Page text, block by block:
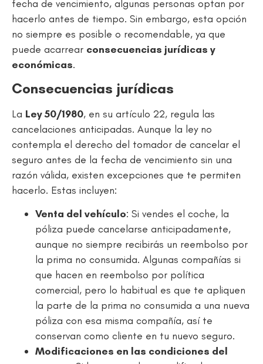
fecha de vencimiento, algunas personas optan por
hacerlo antes de tiempo. Sin embargo, esta opción
no siempre es posible o recomendable, ya que
puede acarrear consecuencias jurídicas y
económicas.
Consecuencias jurídicas
La Ley 50/1980, en su artículo 22, regula las
cancelaciones anticipadas. Aunque la ley no
contempla el derecho del tomador de cancelar el
seguro antes de la fecha de vencimiento sin una
razón válida, existen excepciones que te permiten
hacerlo. Estas incluyen:
Venta del vehículo: Si vendes el coche, la
póliza puede cancelarse anticipadamente,
aunque no siempre recibirás un reembolso por
la prima no consumida. Algunas compañías si
que hacen en reembolso por política
comercial, pero lo habitual es que te apliquen
la parte de la prima no consumida a una nueva
póliza con esa misma compañía, así te
conservan como cliente en tu nuevo seguro.
Modificaciones en las condiciones del